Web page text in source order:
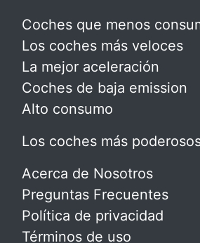
Coches que menos
Los coches más veloces
La mejor aceleración
Coches de baja emission
Alto consumo
Los coches más
Acerca de Nosotros
Preguntas Frecuentes
Política de privacidad
Términos de uso